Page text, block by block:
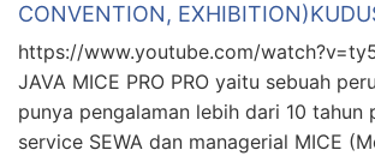
CONVENTION,
https://www.youtube.com/
JAVA MICE PRO PRO yaitu sebuah
punya pengalaman lebih dari 10 tahun
service SEWA dan managerial MICE